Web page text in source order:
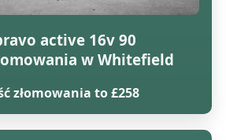
active 16v 90
w Whitefield
złomowania to £258